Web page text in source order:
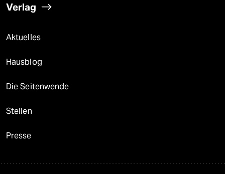
Verlag
Aktuelles
Hausblog
Die Seitenwende
Stellen
Presse